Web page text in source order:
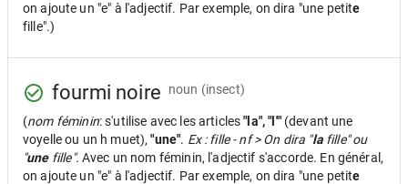
on ajoute un "e" à l'adjectif. Par exemple, on dira "une petite
fille".)
fourmi noire noun (insect)
(nom féminin: s'utilise avec les articles"la", "l'" (devant une
voyelle ou un h muet),"une". Ex : fille - nf > On dira "lafille" ou
"unefille". Avec un nom féminin, l'adjectif s'accorde. En général,
on ajoute un "e" à l'adjectif. Par exemple, on dira "une petite